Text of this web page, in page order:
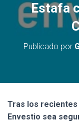
Estafa
Publicado por
Tras los
Envestio sea